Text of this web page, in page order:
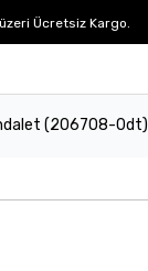
Ücretsiz Kargo.
(206708-0dt)